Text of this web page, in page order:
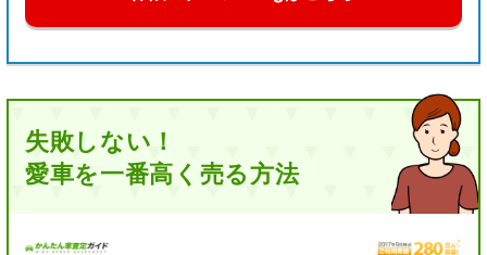
失敗しない！
愛車を一番高く売る方法